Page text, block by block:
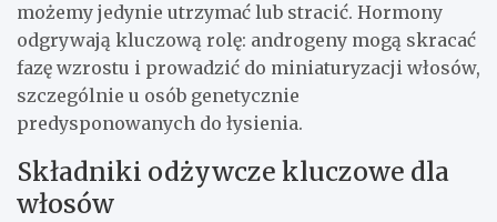
możemy jedynie utrzymać lub stracić. Hormony
odgrywają kluczową rolę: androgeny mogą skracać
fazę wzrostu i prowadzić do miniaturyzacji włosów,
szczególnie u osób genetycznie
predysponowanych do łysienia.
Składniki odżywcze kluczowe dla
włosów